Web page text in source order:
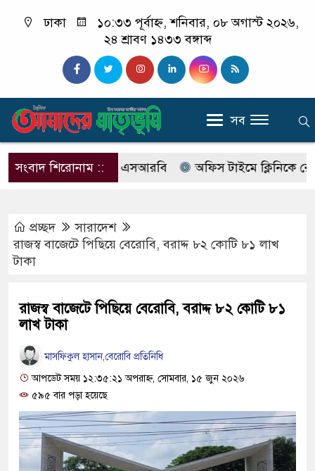
ঢাকা
১০:৩৩ পূর্বাহ্ন, শনিবার, ০৮ অগাস্ট ২০২৬,
২৪ শ্রাবণ ১৪৩৩ বঙ্গাব্দ
সব
সংবাদ শিরোনাম ::
নাম বদলে আসছে এসআরবি অফিস টাইমে ক্লিনিকে রোগী
প্রচ্ছদ
সারাদেশ
রাজস্ব বাজেটে পিছিয়ে বেরোবি, বরাদ্দ ৮২ কোটি ৮১ লাখ
টাকা
রাজস্ব বাজেটে পিছিয়ে বেরোবি, বরাদ্দ ৮২ কোটি ৮১
লাখ টাকা
মাসফিকুল হাসান,বেরোবি প্রতিনিধি
আপডেট সময় ১২:৩৫:২১ অপরাহ্ন, সোমবার, ১৫ জুন ২০২৬
৫৯৫ বার পড়া হয়েছে